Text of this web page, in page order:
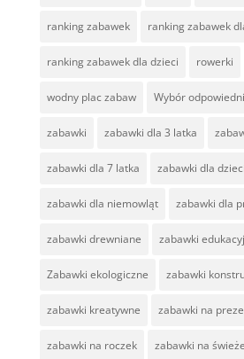
ranking zabawek ranking zabawek
ranking zabawek dla dzieci rowerki
wodny plac zabaw Wybór
zabawki zabawki dla 3 latka
zabawki dla 7 latka zabawki dla dzieci
zabawki dla niemowląt zabawki dla
zabawki drewniane zabawki
Zabawki ekologiczne zabawki
zabawki kreatywne zabawki na
zabawki na roczek zabawki na